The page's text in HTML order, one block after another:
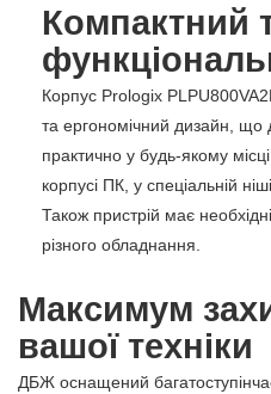
Компактний
Корпус Prologix
та ергономічний дизайн,
практично у будь-якому
корпусі ПК, у спеціальній
Також пристрій має
різного обладнання.
Максимум
вашої техніки
ДБЖ оснащений